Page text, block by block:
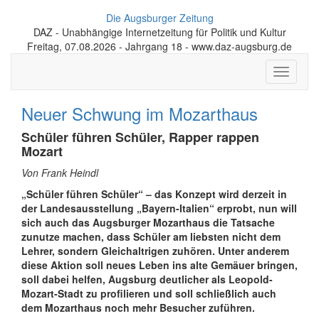
Die Augsburger Zeitung
DAZ - Unabhängige Internetzeitung für Politik und Kultur
Freitag, 07.08.2026 - Jahrgang 18 - www.daz-augsburg.de
Toggle
Neuer Schwung im Mozarthaus
Schüler führen Schüler, Rapper rappen
Mozart
Von Frank Heindl
„Schüler führen Schüler“ – das Konzept wird derzeit in
der Landesausstellung „Bayern-Italien“ erprobt, nun will
sich auch das Augsburger Mozarthaus die Tatsache
zunutze machen, dass Schüler am liebsten nicht dem
Lehrer, sondern Gleichaltrigen zuhören. Unter anderem
diese Aktion soll neues Leben ins alte Gemäuer bringen,
soll dabei helfen, Augsburg deutlicher als Leopold-
Mozart-Stadt zu profilieren und soll schließlich auch
dem Mozarthaus noch mehr Besucher zuführen.